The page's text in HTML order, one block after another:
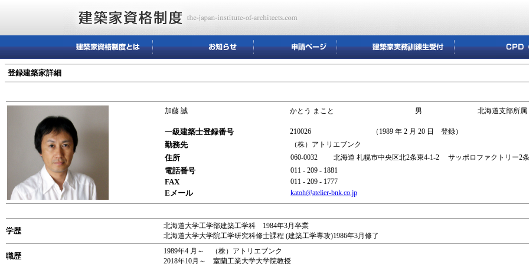
登録建築家詳細
加藤 誠 かとう まこと 男 北海道支部所属
一級建築士登録番号 210026 （1989 年 2 月 20 日 登録）
勤務先 （株）アトリエブンク
住所 060-0032 北海道 札幌市中央区北2条東4-1-2 サッポロファクトリー2
電話番号 011 - 209 - 1881
FAX 011 - 209 - 1777
Eメール katoh@atelier-bnk.co.jp
学歴
北海道大学工学部建築工学科 1984年3月卒業
北海道大学大学院工学研究科修士課程 (建築工学専攻)1986年3月修了
職歴
1989年4 月～ （株）アトリエブンク
2018年10月～ 室蘭工業大学大学院教授